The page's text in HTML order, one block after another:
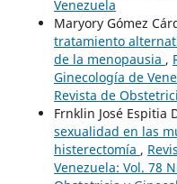
Venezuela
Maryory Gómez
tratamiento
de la menopausia ,
Ginecología de
Revista de
Frnklin José Espitia
sexualidad en las
histerectomía ,
Venezuela: Vol. 78